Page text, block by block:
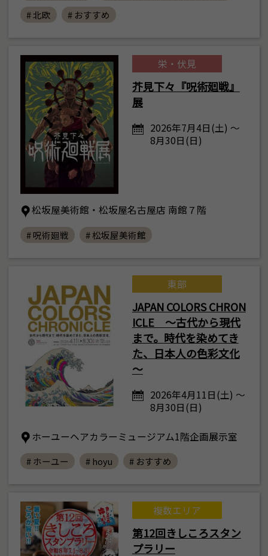
# 北欧
# おすすめ
栄・伏見
芥見下々『呪術廻戦』
展
2026年7月4日(土) ～
8月30日(日)
松坂屋美術館・松坂屋名古屋店 南館７階
# 呪術廻戦 # 松坂屋美術館
東部
JAPAN COLORS CHRON
ICLE ～古代から現代
まで。時代を染めてき
た、日本人の色彩文化
～
2026年4月11日(土) ～
8月30日(日)
ホーユーヘアカラーミュージアム1階企画展示室
# ホーユー # hoyu # おすすめ
複数エリア
第12回きしころスタン
プラリー